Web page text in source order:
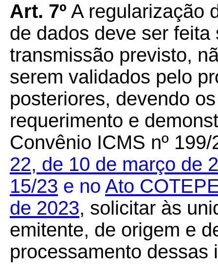
Art. 7º A regularização
de dados deve ser
transmissão previsto,
serem validados pelo
posteriores, devendo
requerimento e
Convênio ICMS nº
22, de 10 de março de
15/23 e no Ato
de 2023, solicitar às
emitente, de origem e
processamento dessas